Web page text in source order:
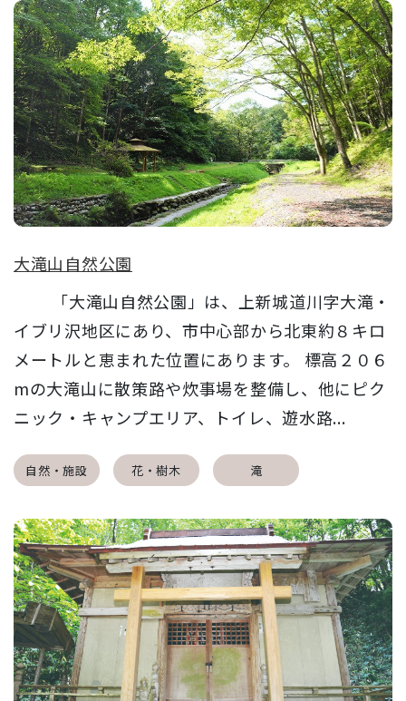
大滝山自然公園
「大滝山自然公園」は、上新城道川字大滝・
イブリ沢地区にあり、市中心部から北東約８キロ
メートルと恵まれた位置にあります。 標高２０６
mの大滝山に散策路や炊事場を整備し、他にピク
ニック・キャンプエリア、トイレ、遊水路...
自然・施設 花・樹木 滝